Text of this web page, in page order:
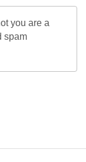
you are a
spam